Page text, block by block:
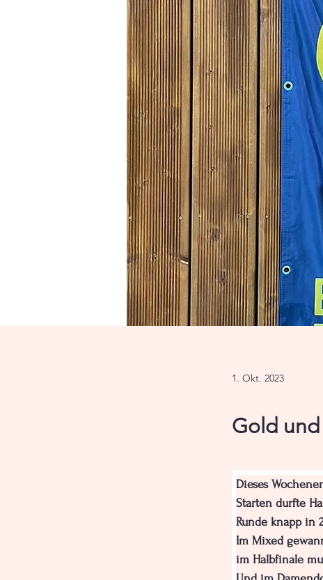
1. Okt. 2023
Gold
Dieses
Starten durfte
Runde knapp in
Im Mixed
im Halbfinale